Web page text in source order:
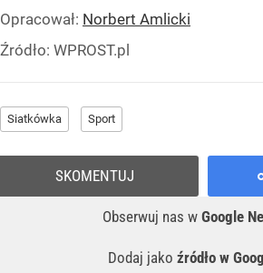
Opracował: Norbert Amlicki
Źródło: WPROST.pl
Siatkówka Sport
Obserwuj nas w Google
Dodaj jako źródło w
SKOMENTUJ